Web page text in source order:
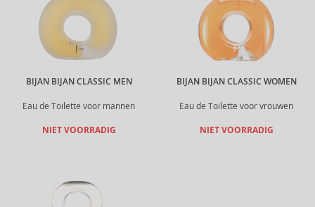
BIJAN BIJAN CLASSIC MEN
Eau de Toilette voor mannen
NIET VOORRADIG
BIJAN BIJAN CLASSIC WOMEN
Eau de Toilette voor vrouwen
NIET VOORRADIG